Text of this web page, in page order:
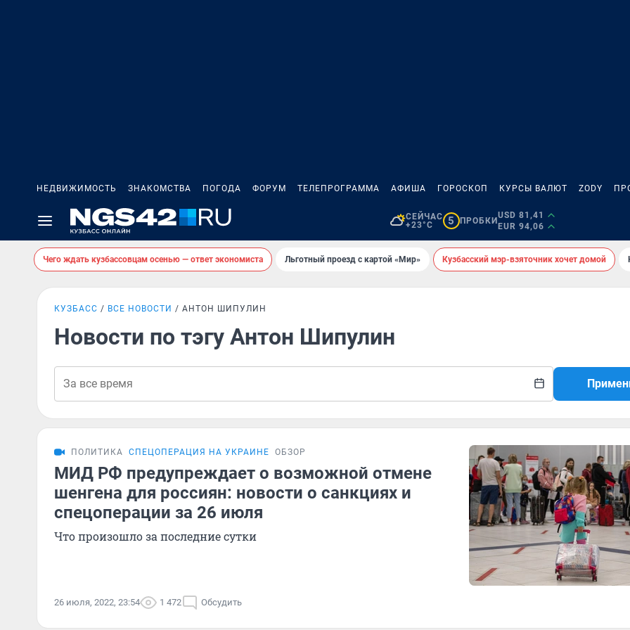
НЕДВИЖИМОСТЬ ЗНАКОМСТВА ПОГОДА ФОРУМ ТЕЛЕПРОГРАММА АФИША ГОРОСКОП КУРСЫ ВАЛЮТ ZODY
СЕЙЧАС
+23°C
5 ПРОБКИ
USD 81,41
EUR 94,06
Чего ждать кузбассовцам осенью — ответ экономиста Льготный проезд с картой «Мир» Кузбасский мэр-взяточник хочет домой
КУЗБАСС ВСЕ НОВОСТИ АНТОН ШИПУЛИН
Новости по тэгу Антон Шипулин
ПОЛИТИКА СПЕЦОПЕРАЦИЯ НА УКРАИНЕ ОБЗОР
МИД РФ предупреждает о возможной отмене
шенгена для россиян: новости о санкциях и
спецоперации за 26 июля
Что произошло за последние сутки
26 июля, 2022, 23:54 1 472 Обсудить